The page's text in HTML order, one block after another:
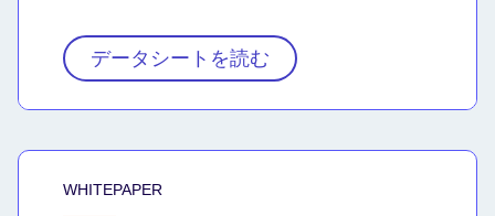
データシートを読む
WHITEPAPER